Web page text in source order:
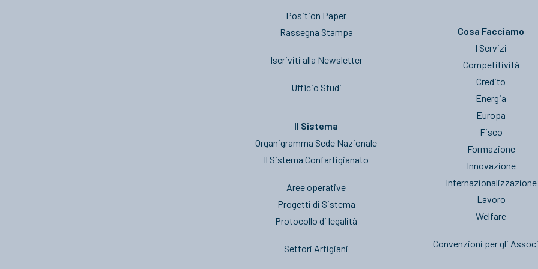
Position Paper
Rassegna Stampa
Iscriviti alla Newsletter
Ufficio Studi
Il Sistema
Organigramma Sede Nazionale
Il Sistema Confartigianato
Aree operative
Progetti di Sistema
Protocollo di legalità
Settori Artigiani
Cosa Facciamo
I Servizi
Competitività
Credito
Energia
Europa
Fisco
Formazione
Innovazione
Internazionalizzazione
Lavoro
Welfare
Convenzioni per gli